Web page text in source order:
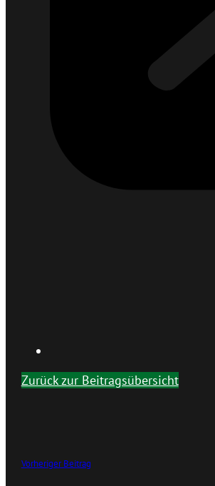
Zurück zur Beitragsübersicht
Vorheriger Beitrag